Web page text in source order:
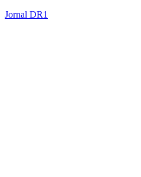
Jornal DR1